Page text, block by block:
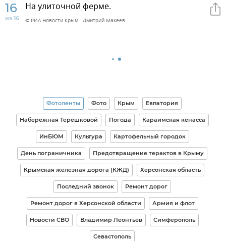
16
из 16
На улиточной ферме.
© РИА Новости Крым . Дмитрий Макеев
Фотоленты Фото Крым Евпатория
Набережная Терешковой Погода Караимская кенасса
ИнБЮМ Культура Картофельный городок
День пограничника Предотвращение терактов в Крыму
Крымская железная дорога (КЖД) Херсонская область
Последний звонок Ремонт дорог
Ремонт дорог в Херсонской области Армия и флот
Новости СВО Владимир Леонтьев Симферополь
Севастополь